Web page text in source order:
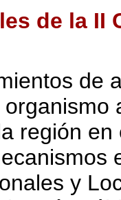
de la II
de
región
y